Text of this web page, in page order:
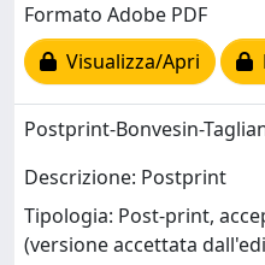
Formato Adobe PDF
Visualizza/Apri
Postprint-Bonvesin-
Descrizione: Postprint
Tipologia: Post-print,
(versione accettata